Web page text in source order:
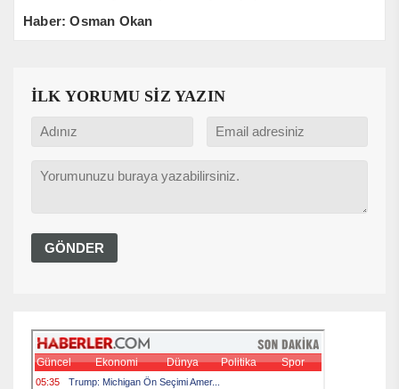
Haber: Osman Okan
İLK YORUMU SİZ YAZIN